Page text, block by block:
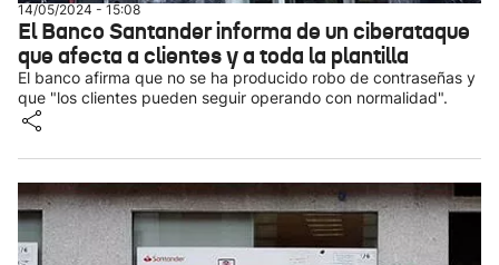
14/05/2024 - 15:08
El Banco Santander informa de un ciberataque
que afecta a clientes y a toda la plantilla
El banco afirma que no se ha producido robo de contraseñas y
que "los clientes pueden seguir operando con normalidad".